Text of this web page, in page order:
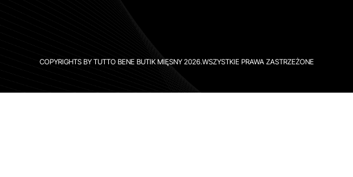
COPYRIGHTS BY TUTTO BENE BUTIK MIĘSNY 2026.WSZYSTKIE PRAWA ZASTRZEŻONE